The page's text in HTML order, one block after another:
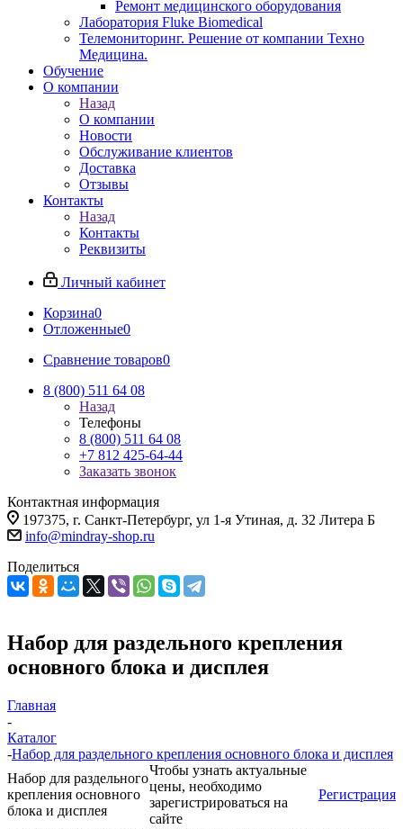
Ремонт медицинского оборудования
Лаборатория Fluke Biomedical
Телемониторинг. Решение от компании Техно
Медицина.
Обучение
О компании
Назад
О компании
Новости
Обслуживание клиентов
Доставка
Отзывы
Контакты
Назад
Контакты
Реквизиты
Личный кабинет
Корзина0
Отложенные0
Сравнение товаров0
8 (800) 511 64 08
Назад
Телефоны
8 (800) 511 64 08
+7 812 425-64-44
Заказать звонок
Контактная информация
197375, г. Санкт-Петербург, ул 1-я Утиная, д. 32 Литера Б
info@mindray-shop.ru
Поделиться
Набор для раздельного крепления
основного блока и дисплея
Главная
-
Каталог
-Набор для раздельного крепления основного блока и дисплея
Набор для раздельного
крепления основного
блока и дисплея
Чтобы узнать актуальные
цены, необходимо
зарегистрироваться на
сайте
Регистрация